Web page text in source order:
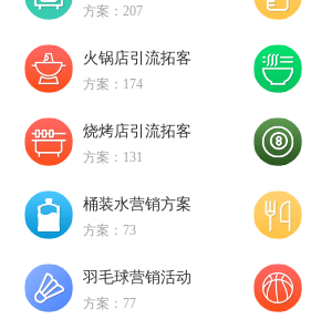
方案：207
火锅店引流拓客
方案：174
烧烤店引流拓客
方案：131
桶装水营销方案
方案：73
羽毛球营销活动
方案：77